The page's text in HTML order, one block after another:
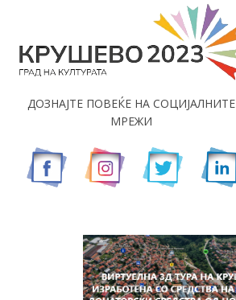
ДОЗНАЈТЕ ПОВЕЌЕ НА СОЦИЈАЛНИТЕ
МРЕЖИ